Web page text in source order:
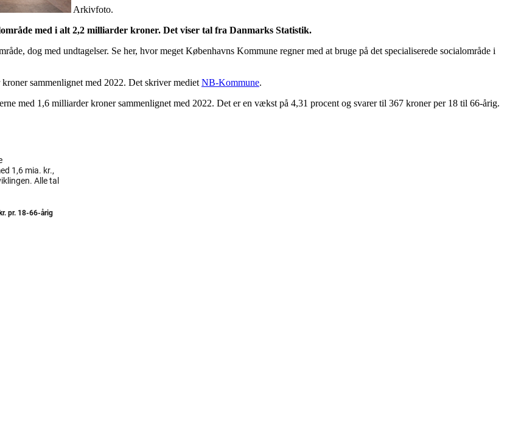
Arkivfoto.
med i alt 2,2 milliarder kroner. Det viser tal fra Danmarks Statistik.
dog med undtagelser. Se her, hvor meget Københavns Kommune regner med at bruge på det specialiserede socialområde i
sammenlignet med 2022. Det skriver mediet NB-Kommune.
med 1,6 milliarder kroner sammenlignet med 2022. Det er en vækst på 4,31 procent og svarer til 367 kroner per 18 til 66-årig.